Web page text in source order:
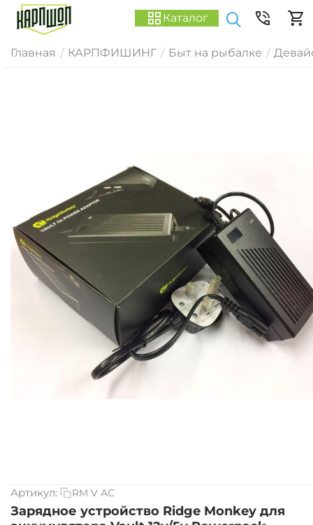
Каталог
Главная / КАРПФИШИНГ / Быт на рыбалке /
Артикул: RM V AC
Зарядное устройство Ridge Monkey для